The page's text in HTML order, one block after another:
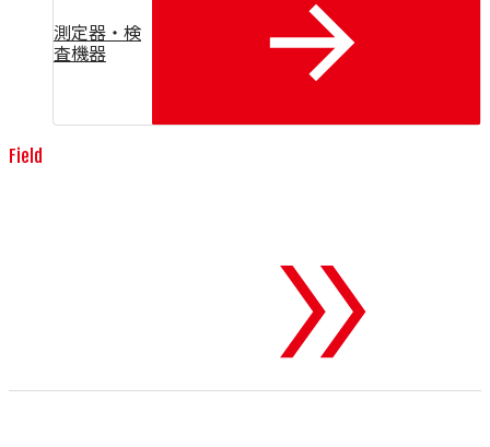
測定器・検
査機器
Field